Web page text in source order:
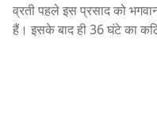
व्रती पहले इस प्रसाद को
हैं। इसके बाद ही 36 घंटे का